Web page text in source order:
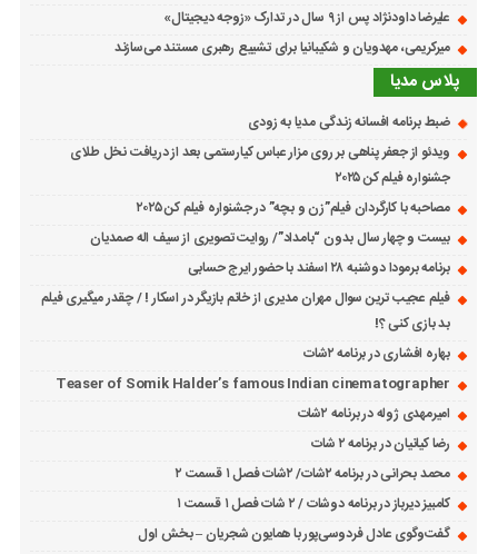
علیرضا داودنژاد پس از ۹ سال در تدارک «زوجه دیجیتال»
میرکریمی، مهدویان و شکیبانیا برای تشییع رهبری مستند می‌سازند
پلاس مدیا
ضبط برنامه افسانه زندگی مدیا به زودی
ویدئو از جعفر پناهی بر روی مزار عباس کیارستمی بعد از دریافت نخل طلای
جشنواره فیلم کن ۲۰۲۵
مصاحبه با کارگردان فیلم”زن و بچه” در جشنواره فیلم کن ۲۰۲۵
بیست و چهار سال بدون “بامداد”/ روایت تصویری از سیف اله صمدیان
برنامه برمودا دوشنبه ۲۸ اسفند با حضور ایرج حسابی
فیلم عجیب ترین سوال مهران مدیری از خانم بازیگر در اسکار ! / چقدر میگیری فیلم
بد بازی کنی ؟!
بهاره افشاری در برنامه ۲شات
Teaser of Somik Halder’s famous Indian cinematographer
امیرمهدی ژوله در برنامه ۲شات
رضا کیانیان در برنامه ۲ شات
محمد بحرانی در برنامه ۲شات/ ۲شات فصل ۱ قسمت ۲
کامبیز دیرباز در برنامه دوشات / ۲ شات فصل ۱ قسمت ۱
گفت‌وگوی عادل فردوسی‌پور با همایون شجریان – بخش اول